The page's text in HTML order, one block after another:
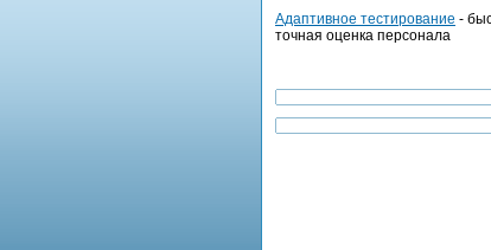
Адаптивное тестирование -
точная оценка персонала